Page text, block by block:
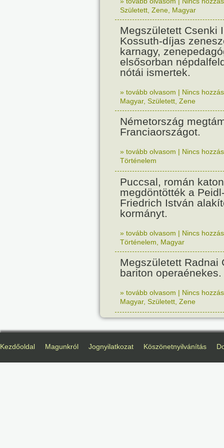
Született Zene Magyar
Megszületett Csenki
Kossuth-díjas
karnagy,
elsősorban
nótái ismertek.
» tovább olvasom | Nincs
Magyar, Született Zene
Németország
Franciaországot.
» tovább olvasom | Nincs
Történelem
Puccsal, román
megdöntötték a
Friedrich István
kormányt.
» tovább olvasom | Nincs
Történelem
Magyar
Megszületett Radnai
bariton operaénekes.
» tovább olvasom | Nincs
Magyar, Született Zene
Kezdőoldal Magunkról Jognyilatkozat Köszönetnyilvánítás